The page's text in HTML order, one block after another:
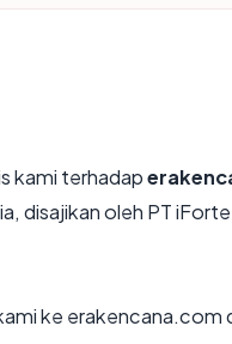
kami terhadap
disajikan oleh PT
ke erakencana.com